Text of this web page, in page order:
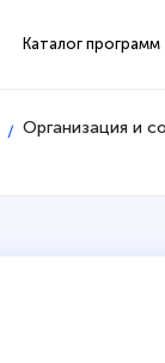
Каталог программ
Организация и